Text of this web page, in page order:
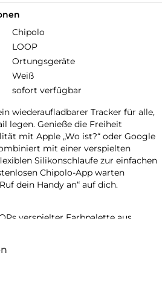
Chipolo
LOOP
Ortungsgeräte
Weiß
sofort verfügbar
wiederaufladbarer Tracker für alle,
legen. Genieße die Freiheit
mit Apple „Wo ist?“ oder Google
mit einer verspielten
Silikonschlaufe zur einfachen
Chipolo-App warten
dein Handy an“ auf dich.
verspielter Farbpalette aus
Tönen. Bereit, deinen Stil überallhin
Komfort und mit Rücksicht auf den